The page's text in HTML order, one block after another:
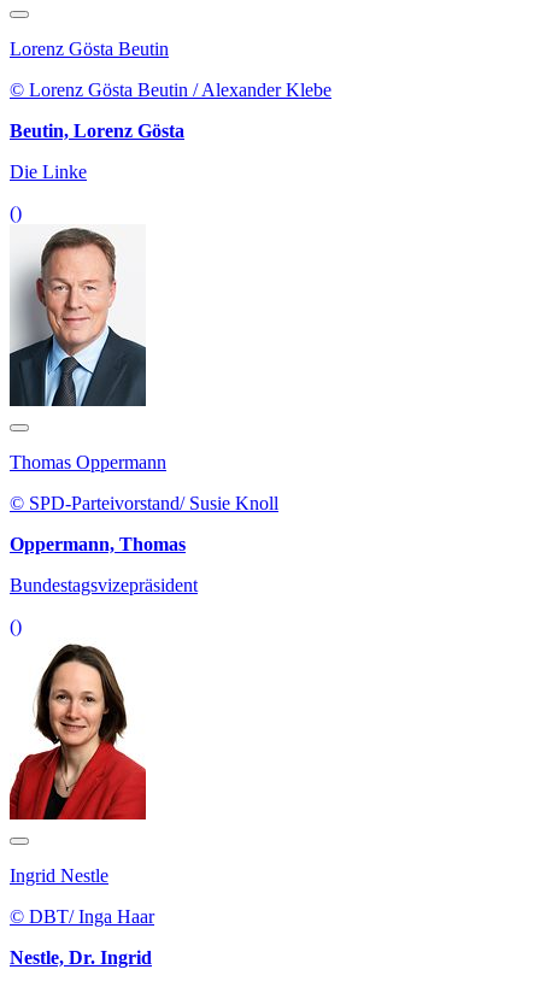
Lorenz Gösta Beutin
© Lorenz Gösta Beutin / Alexander Klebe
Beutin, Lorenz Gösta
Die Linke
()
Thomas Oppermann
© SPD-Parteivorstand/ Susie Knoll
Oppermann, Thomas
Bundestagsvizepräsident
()
Ingrid Nestle
© DBT/ Inga Haar
Nestle, Dr. Ingrid